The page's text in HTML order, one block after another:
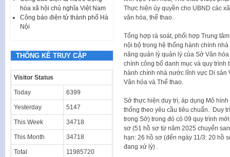
Thực hiện ủy quyền cho UBND các
văn hóa, thể thao.
Tổng hợp rà soát, phối hợp Trung
nội bộ trong hệ thống hành chính
năng quản lý quản lý của Sở Văn
chính công bố danh mục và quy trình
hành chính nhà nước lĩnh vực Di sản
Văn hóa và Thể thao.
Sở thực hiện duy trì, áp dụng Mô
thống theo yêu cầu tiêu chuẩn. Duy
trong Sở) trong đó có 09 quy trình
sơ (51 hồ sơ từ năm 2025 chuyển
hạn: 26 hồ sơ (đến ngày 11/3: 20 hồ
đang xử lý) .
hòa xã hội chủ nghĩa Việt Nam
Công báo điện tử thành phố Hà
Nội
THỐNG KÊ TRUY CẬP
Visitor Status
Today 6399
Yesterday 5147
This Week 34718
This Month 34718
Total 11985720